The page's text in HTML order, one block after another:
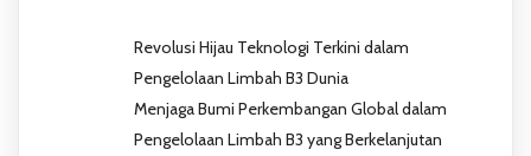
Revolusi Hijau Teknologi Terkini dalam
Pengelolaan Limbah B3 Dunia
Menjaga Bumi Perkembangan Global dalam
Pengelolaan Limbah B3 yang Berkelanjutan